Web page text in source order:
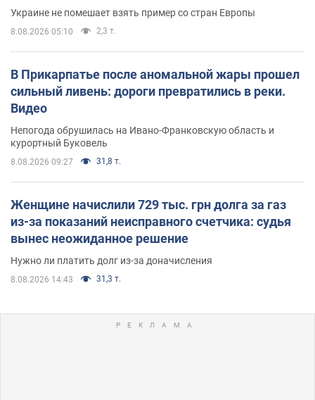
Украине не помешает взять пример со стран Европы
8.08.2026 05:10 2,3 т.
В Прикарпатье после аномальной жары прошел
сильный ливень: дороги превратились в реки.
Видео
Непогода обрушилась на Ивано-Франковскую область и
курортный Буковель
8.08.2026 09:27 31,8 т.
Женщине начислили 729 тыс. грн долга за газ
из-за показаний неисправного счетчика: судья
вынес неожиданное решение
Нужно ли платить долг из-за доначисления
8.08.2026 14:43 31,3 т.